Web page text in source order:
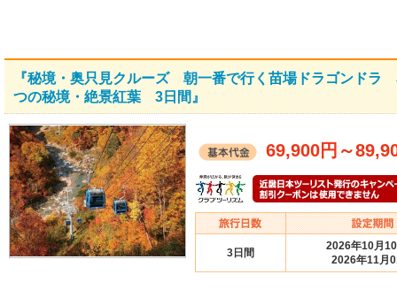
『秘境・奥只見クルーズ 朝一番で行く苗場ドラゴンド
つの秘境・絶景紅葉 3日間』
69,900円 ～
3日間
2026年10月
2026年11月